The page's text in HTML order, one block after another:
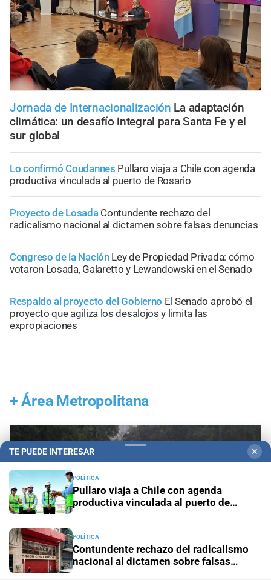
Jornada de Internacionalización La adaptación
climática: un desafío integral para Santa Fe y el
sur global
Lo confirmó Coudannes Pullaro viaja a Chile con agenda
productiva vinculada al puerto de Rosario
Proyecto de Losada Contundente rechazo del
radicalismo nacional al dictamen sobre falsas denuncias
Congreso de la Nación Ley de Propiedad Privada: cómo
votaron Losada, Galaretto y Lewandowski en el Senado
Respaldo al proyecto del Gobierno El Senado aprobó el
proyecto que agiliza los desalojos y limita las
expropiaciones
+ Área Metropolitana
TE PUEDE INTERESAR ✕
POLÍTICA
Pullaro viaja a Chile con agenda
productiva vinculada al puerto de
POLÍTICA
Contundente rechazo del radicalismo
nacional al dictamen sobre falsas